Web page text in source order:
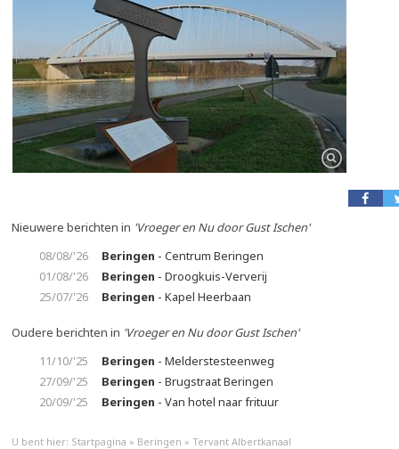
Nieuwere berichten in 'Vroeger en Nu door Gust Ischen'
08/08/'26
Beringen - Centrum Beringen
01/08/'26
Beringen - Droogkuis-Ververij
25/07/'26
Beringen - Kapel Heerbaan
Oudere berichten in 'Vroeger en Nu door Gust Ischen'
11/10/'25
Beringen - Melderstesteenweg
27/09/'25
Beringen - Brugstraat Beringen
20/09/'25
Beringen - Van hotel naar frituur
U bent hier: Startpagina » Beringen » Tervant Albertkanaal